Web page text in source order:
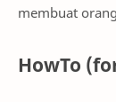
membuat
HowTo